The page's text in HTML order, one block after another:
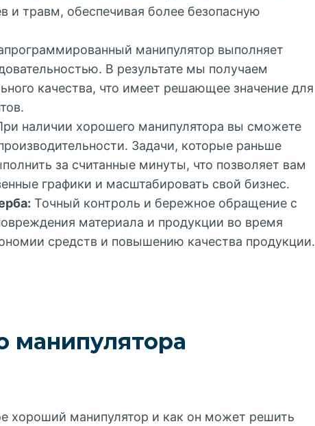
и травм, обеспечивая более безопасную
манипулятор выполняет
В результате мы получаем
качества, что имеет решающее значение для
наличии хорошего манипулятора вы сможете
Задачи, которые раньше
за считанные минуты, что позволяет вам
графики и масштабировать свой бизнес.
Точный контроль и бережное обращение с
материала и продукции во время
средств и повышению качества продукции.
манипулятора
хороший манипулятор и как он может решить